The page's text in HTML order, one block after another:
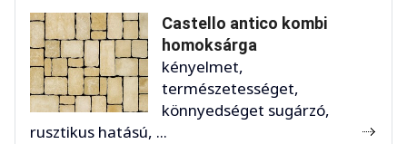
Castello antico kombi
homoksárga
kényelmet,
természetességet,
könnyedséget sugárzó,
rusztikus hatású, ...